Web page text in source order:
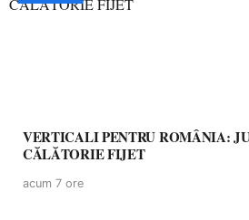
VERTICALI PENTRU ROMÂNIA:
CĂLĂTORIE FIJET
acum 7 ore